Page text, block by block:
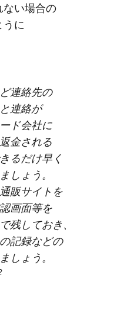
ない​場合の​
うに​
連絡先の​
連絡が​
ド会社に​
金される​
るだけ​早く​
しょう。​
販サイトを​
画面等を​
残して​おき、​
記録などの​
しょう。